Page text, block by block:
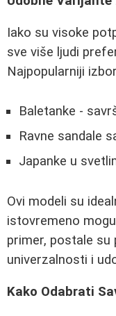
Iako su visoke
sve više ljudi
Najpopularniji
Baletanke -
Ravne sandale
Japanke u
Ovi modeli su
istovremeno
primer, postale su
univerzalnosti i
Kako Odabrati